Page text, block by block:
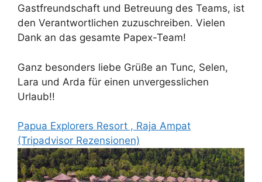
Gastfreundschaft und Betreuung des Teams, ist
den Verantwortlichen zuzuschreiben. Vielen
Dank an das gesamte Papex-Team!
Ganz besonders liebe Grüße an Tunc, Selen,
Lara und Arda für einen unvergesslichen
Urlaub!!
Papua Explorers Resort , Raja Ampat
(Tripadvisor Rezensionen)